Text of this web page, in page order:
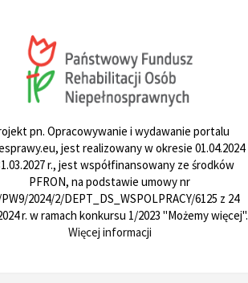
pn. Opracowywanie i wydawanie portalu
jest realizowany w okresie 01.04.2024
r., jest współfinansowany ze środków
PFRON, na podstawie umowy nr
2024/2/DEPT_DS_WSPOLPRACY/6125 z 24
r. w ramach konkursu 1/2023 "Możemy więcej".
Więcej informacji